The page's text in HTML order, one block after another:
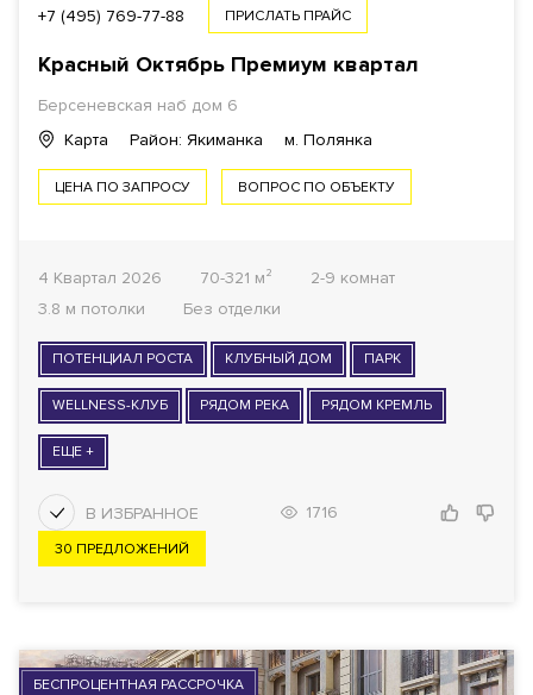
+7 (495) 769-77-88 ПРИСЛАТЬ ПРАЙС
Красный Октябрь Премиум квартал
Берсеневская наб дом 6
Карта
Район: Якиманка м. Полянка
ЦЕНА ПО ЗАПРОСУ ВОПРОС ПО ОБЪЕКТУ
4 Квартал 2026 70-321 м²
2-9 комнат
3.8 м потолки
Без отделки
ПОТЕНЦИАЛ РОСТА КЛУБНЫЙ ДОМ ПАРК
WELLNESS-КЛУБ РЯДОМ РЕКА РЯДОМ КРЕМЛЬ
ЕЩЕ +
1716
30 ПРЕДЛОЖЕНИЙ
БЕСПРОЦЕНТНАЯ РАССРОЧКА